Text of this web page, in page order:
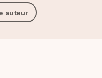
auteur